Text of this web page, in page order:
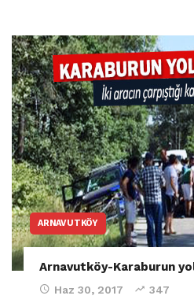
ARNAVUTKÖY
Arnavutköy-Karaburun
Haz 30, 2017 347